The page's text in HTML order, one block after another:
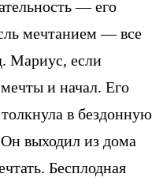
— его
мечтанием — все
Мариус, если
и начал. Его
в бездонную
выходил из дома
Бесплодная